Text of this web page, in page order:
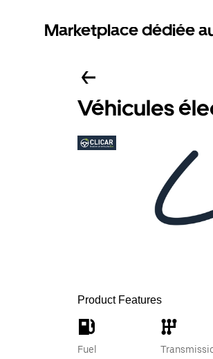
Marketplace dédiée
Véhicules
Product Features
Fuel